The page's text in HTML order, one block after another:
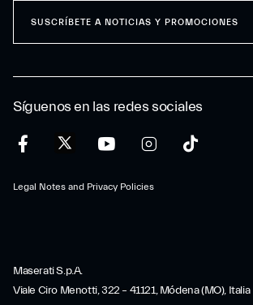
Síguenos en las redes sociales
Legal Notes and Privacy Policies
SUSCRÍBETE A NOTICIAS Y PROMOCIONES
Maserati S.p.A.
Viale Ciro Menotti, 322 – 41121, Módena (MO), Italia